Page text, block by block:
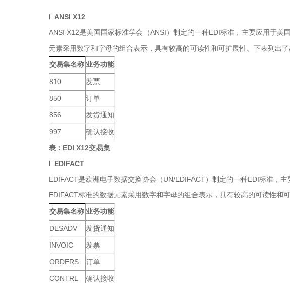
l ANSI X12
ANSI X12是美国国家标准学会（ANSI）制定的一种EDI标准，主要应用于
元素采用数字和字母的组合表示，具有较高的可读性和可扩展性。下表列出
交易集名称业务功能
810 发票
850 订单
856 发货通知
997
确认接收
表：EDI X12交易集
l EDIFACT
EDIFACT是欧洲电子数据交换协会（UN/EDIFACT）制定的一种EDI标准，
EDIFACT标准的数据元素采用数字和字母的组合表示，具有较高的可读性
交易集名称业务功能
DESADV 发货通知
INVOIC 发票
ORDERS 订单
CONTRL
确认接收